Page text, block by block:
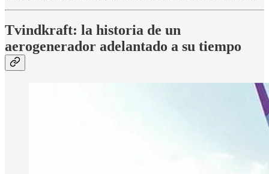
Tvindkraft: la historia de un
aerogenerador adelantado a su tiempo